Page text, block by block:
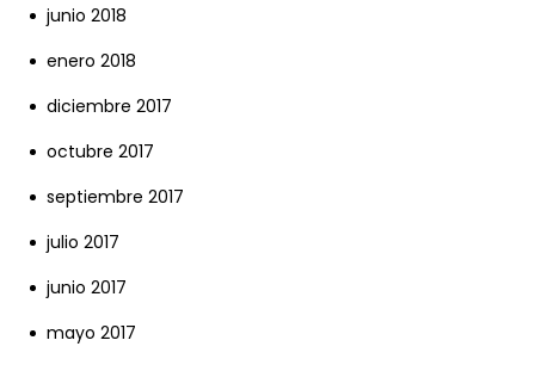
junio 2018
enero 2018
diciembre 2017
octubre 2017
septiembre 2017
julio 2017
junio 2017
mayo 2017